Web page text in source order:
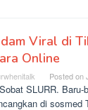
Viral di
Online
Posted on
SLURR.
di sosmed